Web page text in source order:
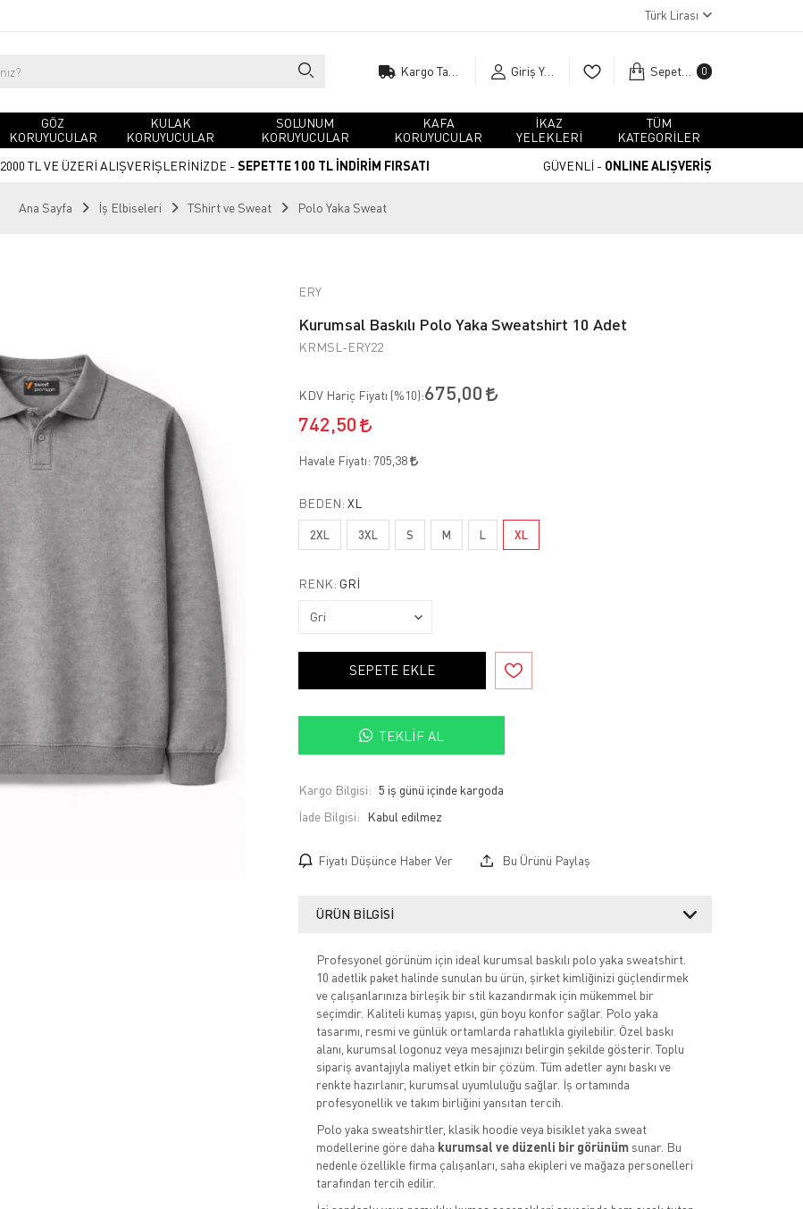
Türk Lirası
Giriş Yap Sepetim 0
GÖZ
KORUYUCULAR
KULAK
KORUYUCULAR
SOLUNUM
KORUYUCULAR
KAFA
KORUYUCULAR
İKAZ
YELEKLERİ
TÜM
KATEGORİLER
2000 TL VE ÜZERİ ALIŞVERİŞLERİNİZDE - SEPETTE 100 TL İNDİRİM FIRSATI GÜVENLİ - ONLINE ALIŞVERİŞ
Ana Sayfa İş Elbiseleri TShirt ve Sweat Polo Yaka Sweat
ERY
Kurumsal Baskılı Polo Yaka Sweatshirt 10 Adet
KRMSL-ERY22
KDV Hariç Fiyatı (%10):675,00
742,50
Havale Fiyatı: 705,38
BEDEN: XL
2XL 3XL S M L XL
RENK: GRI
SEPETE EKLE
TEKLIF AL
Kargo Bilgisi: 5 iş günü içinde kargoda
İade Bilgisi:
Fiyatı Düşünce Haber Ver Bu Ürünü Paylaş
ÜRÜN BILGISI
Profesyonel görünüm için ideal kurumsal baskılı polo yaka sweatshirt.
10 adetlik paket halinde sunulan bu ürün, şirket kimliğinizi güçlendirmek
ve çalışanlarınıza birleşik bir stil kazandırmak için mükemmel bir
seçimdir. Kaliteli kumaş yapısı, gün boyu konfor sağlar. Polo yaka
tasarımı, resmi ve günlük ortamlarda rahatlıkla giyilebilir. Özel baskı
alanı, kurumsal logonuz veya mesajınızı belirgin şekilde gösterir. Toplu
sipariş avantajıyla maliyet etkin bir çözüm. Tüm adetler aynı baskı ve
renkte hazırlanır, kurumsal uyumluluğu sağlar. İş ortamında
profesyonellik ve takım birliğini yansıtan tercih.
Polo yaka sweatshirtler, klasik hoodie veya bisiklet yaka sweat
modellerine göre daha kurumsal ve düzenli bir görünümsunar. Bu
nedenle özellikle firma çalışanları, saha ekipleri ve mağaza personelleri
tarafından tercih edilir.